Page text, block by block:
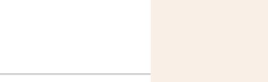
RPS dans votre DUERP